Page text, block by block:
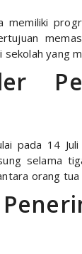
memiliki
yang
pada 14
selama
orang